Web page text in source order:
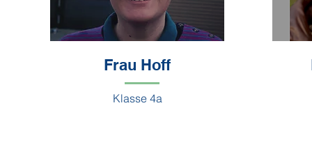
Frau Hoff
Klasse 4a